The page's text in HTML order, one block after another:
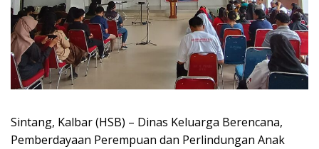
Sintang, Kalbar (HSB) – Dinas Keluarga Berencana,
Pemberdayaan Perempuan dan Perlindungan Anak